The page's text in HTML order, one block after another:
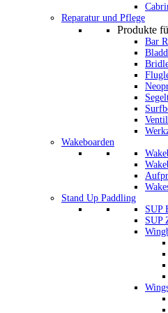
Reparatur und Pflege
Produkte
Bar
Wakeboarden
Stand Up Paddling
SUP
SUP